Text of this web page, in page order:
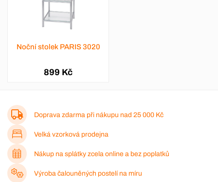
Noční stolek PARIS 3020
899 Kč
Doprava zdarma při nákupu nad 25 000 Kč
Velká vzorková prodejna
Nákup na splátky zcela online a bez poplatků
Výroba čalouněných postelí na míru